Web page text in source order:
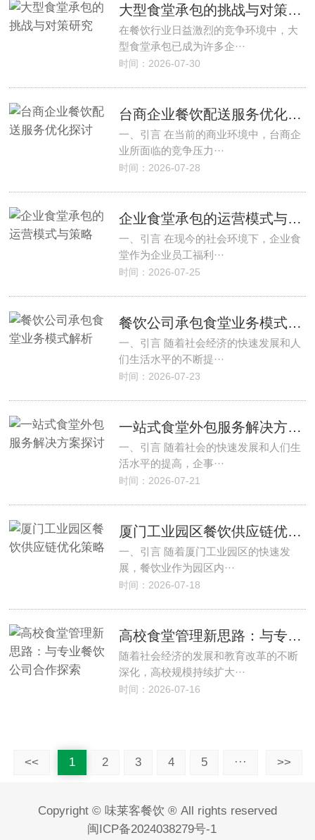
大型食堂承包的挑战与对策研究
在餐饮行业日益激烈的竞争环境中，大
型食堂承包已成为许多企···
时间：2026-07-30
台商企业餐饮配送服务优化探讨
一、引言 在当前的商业环境中，台商企
业所面临的竞争压力···
时间：2026-07-28
企业食堂承包的运营模式与策略
一、引言 在现今的社会环境下，企业食
堂作为企业员工福利···
时间：2026-07-25
餐饮公司承包食堂业务模式解析
一、引言 随着社会经济的快速发展和人
们生活水平的不断提···
时间：2026-07-23
一站式食堂外包服务解决方案探讨
一、引言 随着社会的快速发展和人们生
活水平的提高，企事···
时间：2026-07-21
厦门工业园区餐饮供应链优化策略
一、引言 随着厦门工业园区的快速发
展，餐饮业作为园区内···
时间：2026-07-18
高校食堂管理新思路：与专业餐饮公司合作探索
随着社会经济的发展和教育改革的不断
深化，高校规模持续扩大···
时间：2026-07-16
<< 1 2 3 4 5 ··· >>
Copyright © 味莱客餐饮 ® All rights reserved
闽ICP备2024038279号-1